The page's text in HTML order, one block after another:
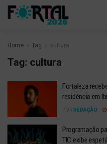
Home Tag cultura
Tag: cultura
Fortaleza
residência em
POR REDAÇÃO
Programação
TIC exibe